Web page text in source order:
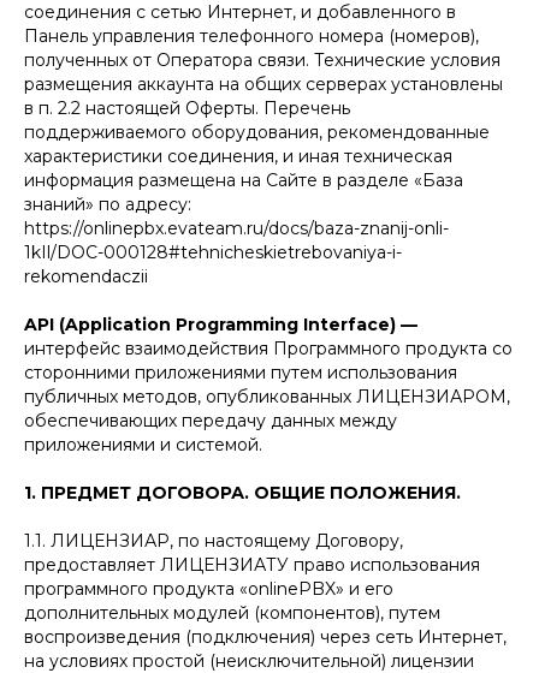
соединения с сетью Интернет, и добавленного в
Панель управления телефонного номера (номеров),
полученных от Оператора связи. Технические условия
размещения аккаунта на общих серверах установлены
в п. 2.2 настоящей Оферты. Перечень
поддерживаемого оборудования, рекомендованные
характеристики соединения, и иная техническая
информация размещена на Сайте в разделе «База
знаний» по адресу:
https://onlinepbx.evateam.ru/docs/baza-znanij-onli-
1kIl/DOC-000128#tehnicheskietrebovaniya-i-
rekomendaczii
API (Application Programming Interface) —
интерфейс взаимодействия Программного продукта со
сторонними приложениями путем использования
публичных методов, опубликованных ЛИЦЕНЗИАРОМ,
обеспечивающих передачу данных между
приложениями и системой.
1. ПРЕДМЕТ ДОГОВОРА. ОБЩИЕ ПОЛОЖЕНИЯ.
1.1. ЛИЦЕНЗИАР, по настоящему Договору,
предоставляет ЛИЦЕНЗИАТУ право использования
программного продукта «onlinePBX» и его
дополнительных модулей (компонентов), путем
воспроизведения (подключения) через сеть Интернет,
на условиях простой (неисключительной) лицензии